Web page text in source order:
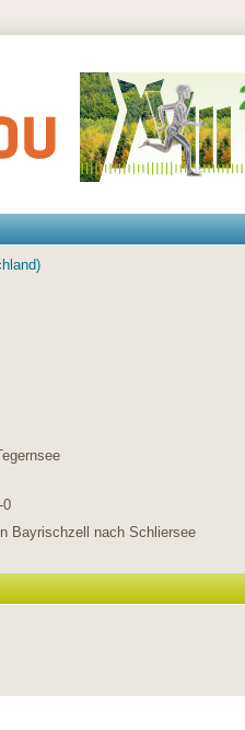
0
Bayrischzell nach Schliersee